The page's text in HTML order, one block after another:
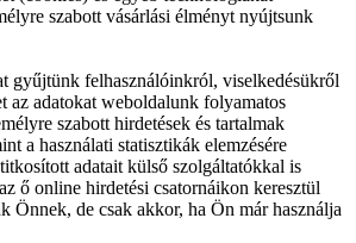
szabott vásárlási élményt nyújtsunk
gyűjtünk felhasználóinkról, viselkedésükről
az adatokat weboldalunk folyamatos
szabott hirdetések és tartalmak
a használati statisztikák elemzésére
adatait külső szolgáltatókkal is
ő online hirdetési csatornáikon keresztül
Önnek, de csak akkor, ha Ön már használja